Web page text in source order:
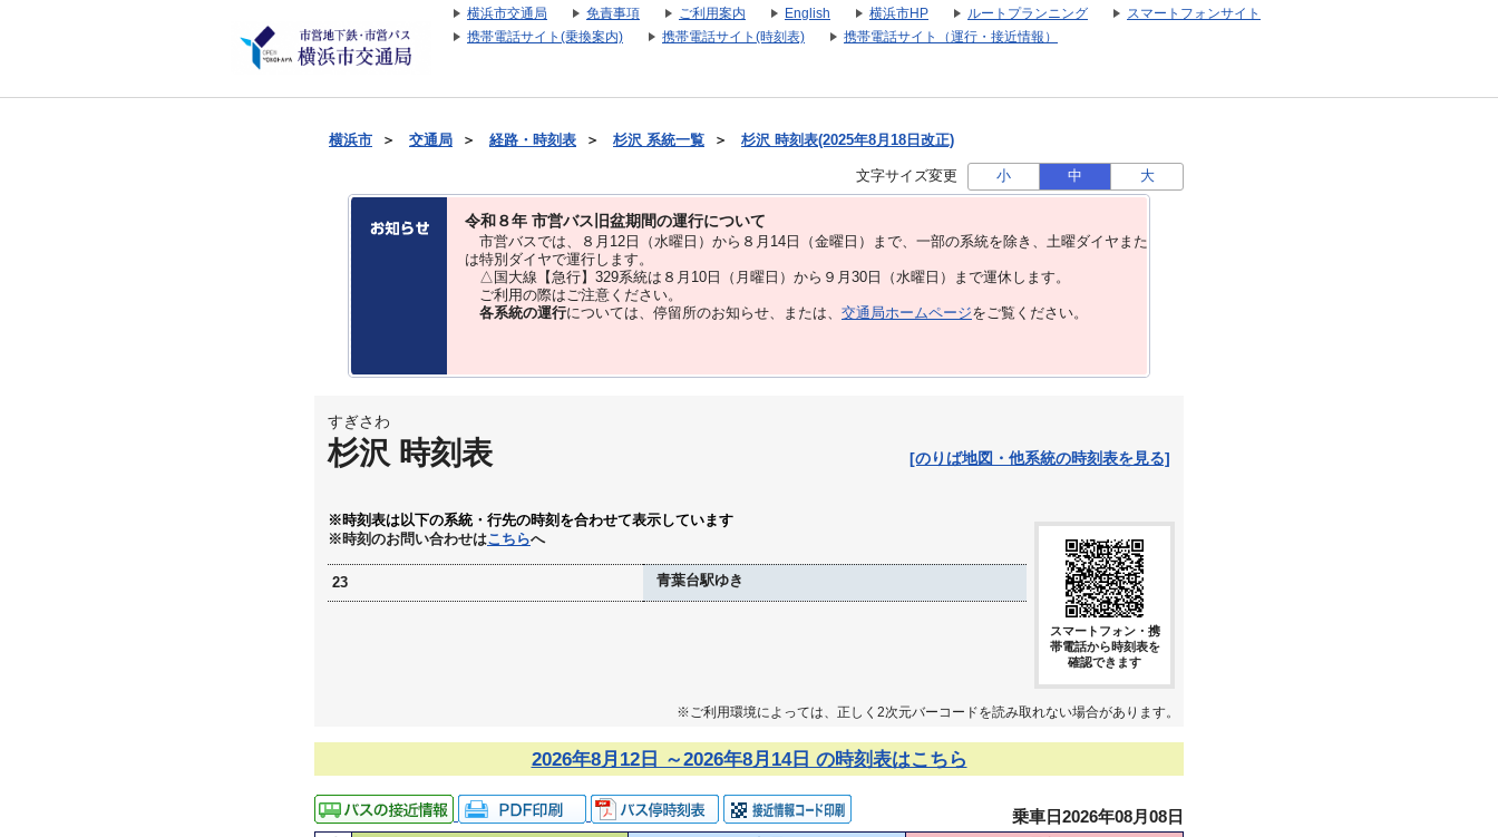
横浜市交通局 免責事項 ご利用案内 English 横浜市HP ルートプランニング
スマートフォンサイト
携帯電話サイト(乗換案内)
携帯電話サイト(時刻表) 携帯電話サイト（運行・接近情報）
横浜市 ＞ 交通局 ＞ 経路・時刻表 ＞ 杉沢 系統一覧 ＞ 杉沢 時刻表(2025年8月18日改正)
文字サイズ変更 小 中 大
令和８年 市営バス旧盆期間の運行について
市営バスでは、８⽉12⽇（水曜日）から８⽉14⽇（金曜日）まで、⼀部の系統を除き、⼟曜ダイヤまた
は特別ダイヤで運⾏します。
△国大線【急行】329系統は８月10日（月曜日）から９月30日（水曜日）まで運休します。
ご利用の際はご注意ください。
各系統の運行については、停留所のお知らせ、または、 交通局ホームページをご覧ください。
すぎさわ
杉沢 時刻表 [のりば地図・他系統の時刻表を見る]
※時刻表は以下の系統・行先の時刻を合わせて表示しています
※時刻のお問い合わせはこちらへ
23 青葉台駅ゆき
スマートフォン・携
帯電話から時刻表を
確認できます
※ご利用環境によっては、正しく2次元バーコードを読み取れない場合があります。
2026年8月12日 ～2026年8月14日 の時刻表はこちら
乗車日2026年08月08日